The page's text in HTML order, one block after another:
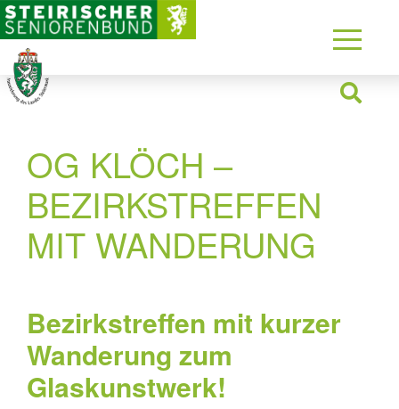
OG KLÖCH –
BEZIRKSTREFFEN
MIT WANDERUNG
Bezirkstreffen mit kurzer
Wanderung zum
Glaskunstwerk!